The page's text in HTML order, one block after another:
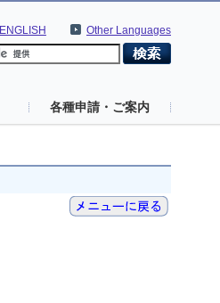
Other Languages
ENGLISH
各種申請・ご案内